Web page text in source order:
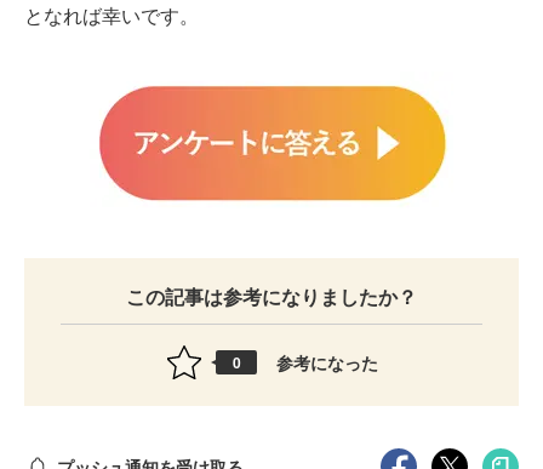
となれば幸いです。
この記事は参考になりましたか？
0 参考になった